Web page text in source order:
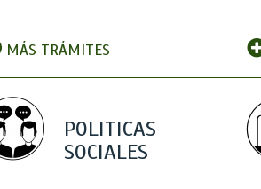
MÁS TRÁMITES
POLITICAS
SOCIALES